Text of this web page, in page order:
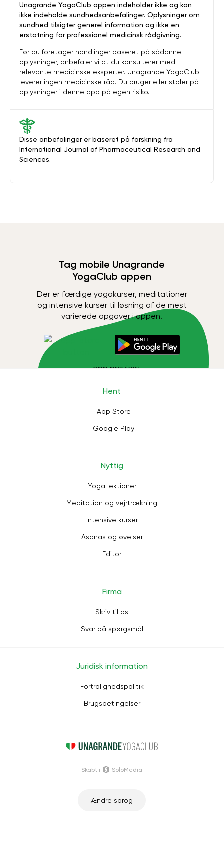
Disse anbefalinger er baseret på forskning fra
International Journal of Pharmaceutical Research and
Sciences.
Unagrande YogaClub appen indeholder ikke og kan
ikke indeholde sundhedsanbefalinger. Oplysninger om
sundhed tilsigter generel information og ikke en
erstatning for professionel medicinsk rådgivning.
Før du foretager handlinger baseret på sådanne
oplysninger, anbefaler vi at du konsulterer med
relevante medicinske eksperter. Unagrande YogaClub
leverer ingen medicinske råd. Du bruger eller stoler på
oplysninger i denne app på egen risiko.
Tag mobile Unagrande
YogaClub appen
Der er færdige yogakurser, meditationer
og intensive kurser til løsning af de mest
varierede opgaver i appen.
Hent
i App Store
i Google Play
Nyttig
Yoga lektioner
Meditation og vejrtrækning
Intensive kurser
Asanas og øvelser
Editor
Firma
Skriv til os
Svar på spørgsmål
Juridisk information
Fortrolighedspolitik
Brugsbetingelser
Ændre sprog
Skabt i SoloMedia